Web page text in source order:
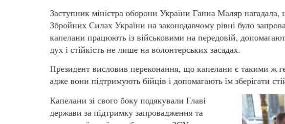
Заступник міністра оборони України Ганна Маляр
Збройних Силах України на законодавчому рівні було
капелани працюють із військовими на передовій,
дух і стійкість не лише на волонтерських засадах.
Президент висловив переконання, що капелани є такими ж
адже вони підтримують бійців і допомагають їм зберігати
Капелани зі свого боку подякували Главі
держави за підтримку запровадження та